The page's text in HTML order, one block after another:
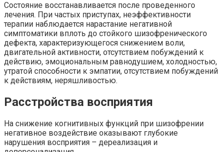
Состояние восстанавливается после проведенного
лечения. При частых приступах, неэффективности
терапии наблюдается нарастание негативной
симптоматики вплоть до стойкого шизофренического
дефекта, характеризующегося снижением воли,
двигательной активности, отсутствием побуждений к
действию, эмоциональным равнодушием, холодностью,
утратой способности к эмпатии, отсутствием побуждений
к действиям, неряшливостью.
Расстройства восприятия
На снижение когнитивных функций при шизофрении
негативное воздействие оказывают глубокие
нарушения восприятия – дереализация и